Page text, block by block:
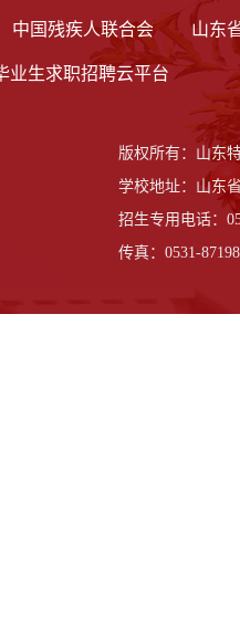
中国残疾人联合会 山东
业生求职招聘云平台
版权所有：山
学校地址：山东
招生专用电话：
传真：0531-